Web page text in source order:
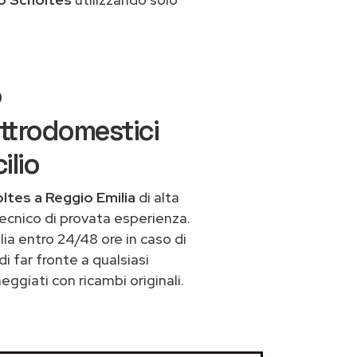
a Reggio Emilia di alta
di provata esperienza.
entro 24/48 ore in caso di
far fronte a qualsiasi
con ricambi originali.